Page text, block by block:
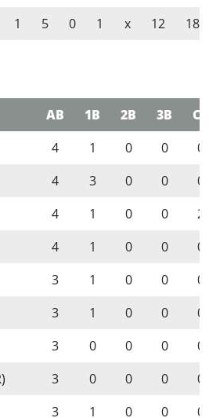
1 5 0 1 x 12 18
AB 1B 2B 3B
CC
4 1 0 0
0
4 3 0 0
0
4 1 0 0
2
4 1 0 0
0
3 1 0 0
0
3 1 0 0
0
3 0 0 0
0
3 0 0 0
0
3 1 0 0
0